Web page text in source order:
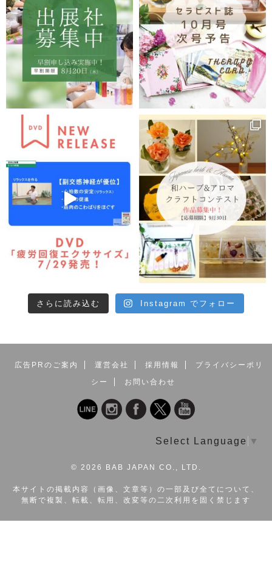
さらに読み込む Instagram でフォロー
広告PRのご案内 運営会社 採用情報
プライバシーポリ
シー
お問い合わせ
Select Language ▼
© 2026 BAB JAPAN CO., LTD.
本サイトの掲載内容（画像、文章等）の一部及び全てについて、
無断で複製、転載、転用、改変等の二次利用を固く禁じます